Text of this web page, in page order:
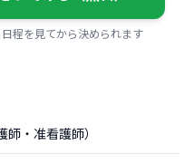
程を見てから決められます
・准看護師）